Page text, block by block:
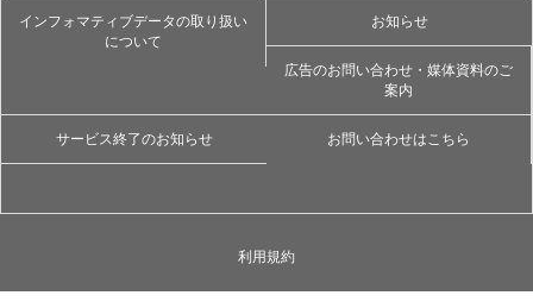
インフォマティブデータの取り扱い
について
お知らせ
広告のお問い合わせ・媒体資料のご
案内
サービス終了のお知らせ お問い合わせはこちら
利用規約